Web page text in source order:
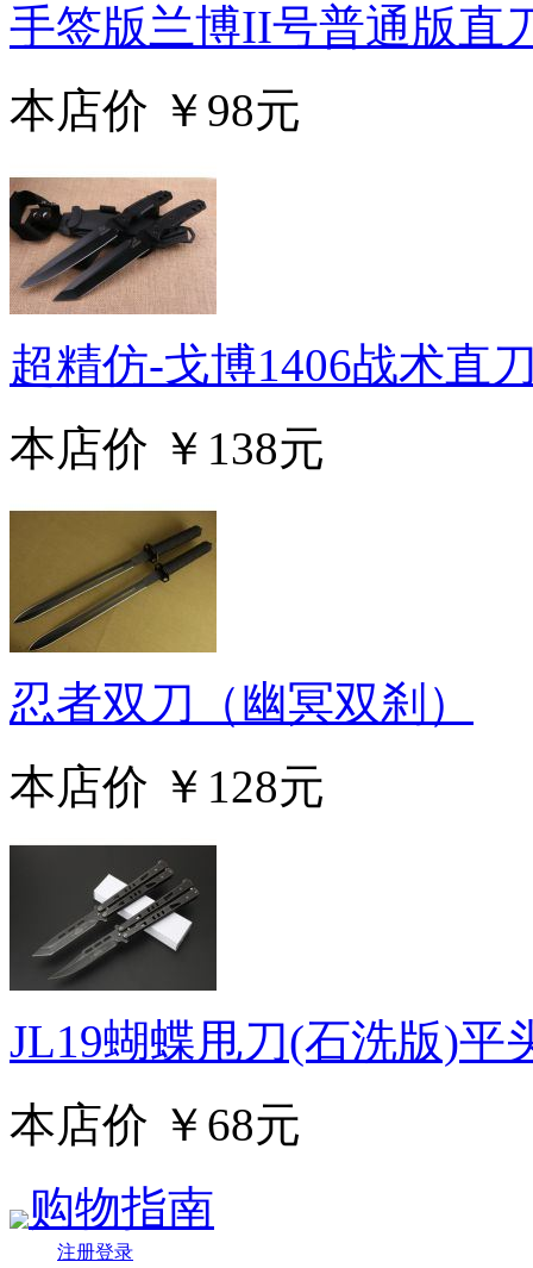
手签版兰博II号普通版直
本店价 ￥98元
超精仿-戈博1406战术直
本店价 ￥138元
忍者双刀（幽冥双刹）
本店价 ￥128元
JL19蝴蝶甩刀(石洗版)平
本店价 ￥68元
购物指南
注册登录